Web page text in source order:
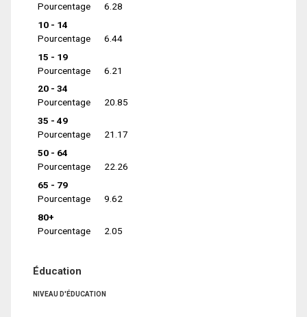
Pourcentage
6.28
10 - 14
Pourcentage
6.44
15 - 19
Pourcentage
6.21
20 - 34
Pourcentage
20.85
35 - 49
Pourcentage
21.17
50 - 64
Pourcentage
22.26
65 - 79
Pourcentage
9.62
80+
Pourcentage
2.05
Éducation
NIVEAU D'ÉDUCATION